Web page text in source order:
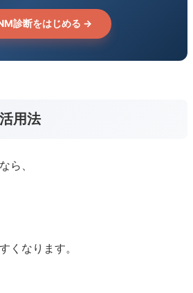
診断をはじめる →
用法
ら、
くなります。